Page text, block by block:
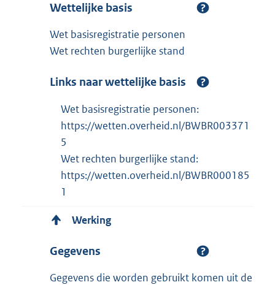
Wettelijke basis
Wet basisregistratie personen
Wet rechten burgerlijke stand
Links naar wettelijke basis
Wet basisregistratie personen:
https://wetten.overheid.nl/BWBR003371
5
Wet rechten burgerlijke stand:
https://wetten.overheid.nl/BWBR000185
1
Werking
Gegevens
Gegevens die worden gebruikt komen uit de